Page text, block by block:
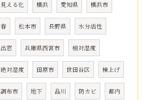
見える化 横浜 愛知県 横浜市
春 松本市 長野県 水分活性
出窓 兵庫県西宮市 相対湿度
絶対湿度 田原市 世田谷区 棟上げ
調布市 地下 品川 防カビ 都内